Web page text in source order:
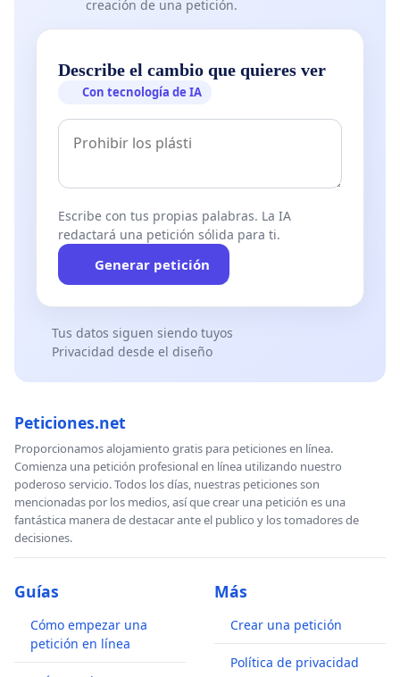
creación de una petición.
Describe el cambio que quieres ver
Con tecnología de IA
Escribe con tus propias palabras. La IA
redactará una petición sólida para ti.
Generar petición
Tus datos siguen siendo tuyos
Privacidad desde el diseño
Peticiones.net
Proporcionamos alojamiento gratis para peticiones en línea.
Comienza una petición profesional en línea utilizando nuestro
poderoso servicio. Todos los días, nuestras peticiones son
mencionadas por los medios, así que crear una petición es una
fantástica manera de destacar ante el publico y los tomadores de
decisiones.
Guías
Cómo empezar una
petición en línea
Más
Crear una petición
Política de privacidad